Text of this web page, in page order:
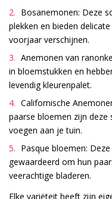
Bosanemonen: Deze
plekken en bieden
voorjaar verschijnen.
Anemonen van
in bloemstukken en
levendig kleurenpalet.
Californische
paarse bloemen zijn
voegen aan je tuin.
Pasque bloemen:
gewaardeerd om hun
veerachtige bladeren.
Elke variëteit heeft zijn